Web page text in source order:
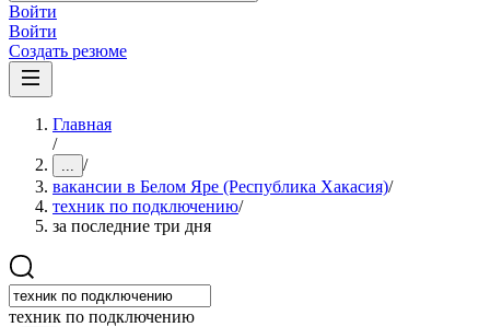
Войти
Войти
Создать резюме
Главная
/
... /
вакансии в Белом Яре (Республика Хакасия)/
техник по подключению/
за последние три дня
техник по подключению